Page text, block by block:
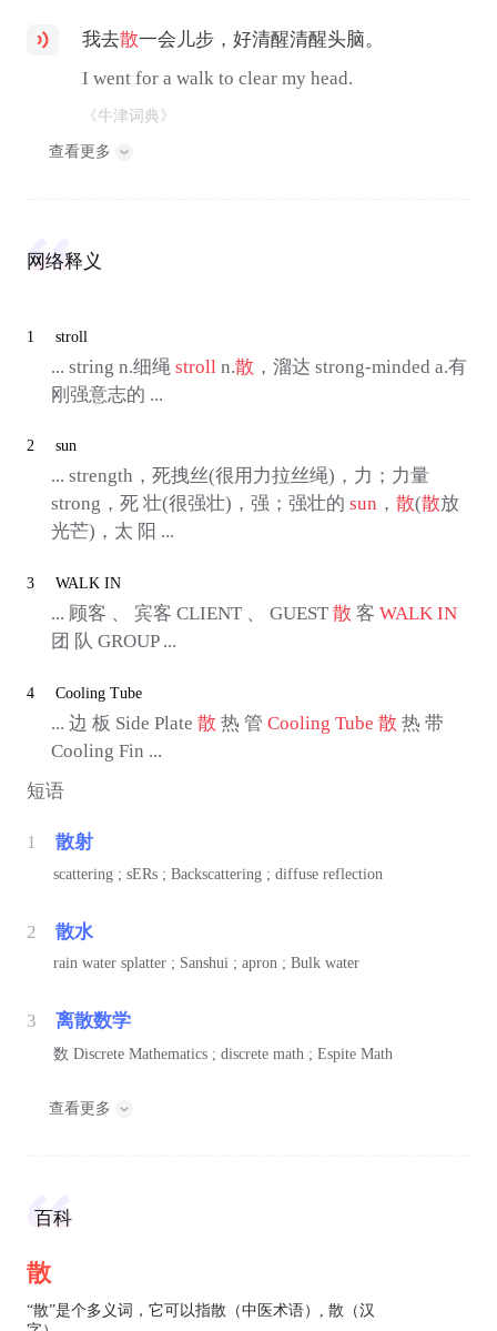
我去散一会儿步，好清醒清醒头脑。
I went for a walk to clear my head.
《牛津词典》
查看更多
网络释义
1 stroll
... string n.细绳 stroll n.散 ，溜达 strong-minded a.有
刚强意志的 ...
2 sun
... strength，死拽丝(很用力拉丝绳)，力；力量
strong，死 壮(很强壮)，强；强壮的 sun ， 散(散放
光芒)，太 阳 ...
3 WALK IN
... 顾客 、 宾客 CLIENT 、 GUEST 散 客 WALK IN
团 队 GROUP ...
4 Cooling Tube
... 边 板 Side Plate 散 热 管 Cooling Tube 散 热 带
Cooling Fin ...
短语
1 散射
scattering ; sERs ; Backscattering ; diffuse reflection
2 散水
rain water splatter ; Sanshui ; apron ; Bulk water
3 离散数学
数 Discrete Mathematics ; discrete math ; Espite Math
查看更多
百科
散
“散”是个多义词，它可以指散（中医术语）, 散（汉